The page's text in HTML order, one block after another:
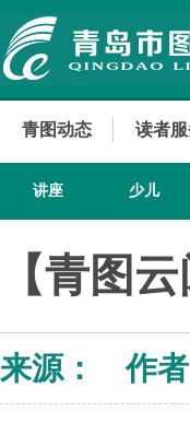
青图动态 读者
讲座 少儿
【青图
来源： 作